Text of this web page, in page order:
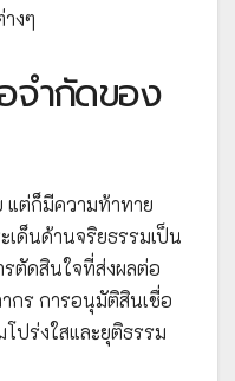
งๆ
จำกัดของ
แต่ก็มีความท้าทาย
ด็นด้านจริยธรรมเป็น
ตัดสินใจที่ส่งผลต่อ
กร การอนุมัติสินเชื่อ
ปร่งใสและยุติธรรม